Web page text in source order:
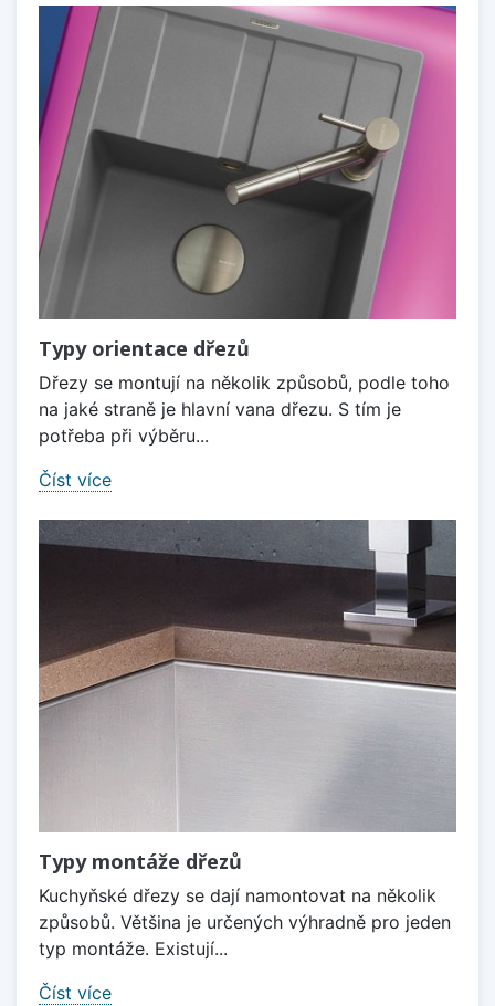
Typy orientace dřezů
Dřezy se montují na několik způsobů, podle toho
na jaké straně je hlavní vana dřezu. S tím je
potřeba při výběru...
Číst více
Typy montáže dřezů
Kuchyňské dřezy se dají namontovat na několik
způsobů. Většina je určených výhradně pro jeden
typ montáže. Existují...
Číst více